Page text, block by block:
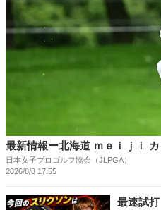
最新情報ー北海道 ｍｅｉｊｉ
日本女子プロゴルフ協会（JLPGA）
2026/8/8 17:55
最速試